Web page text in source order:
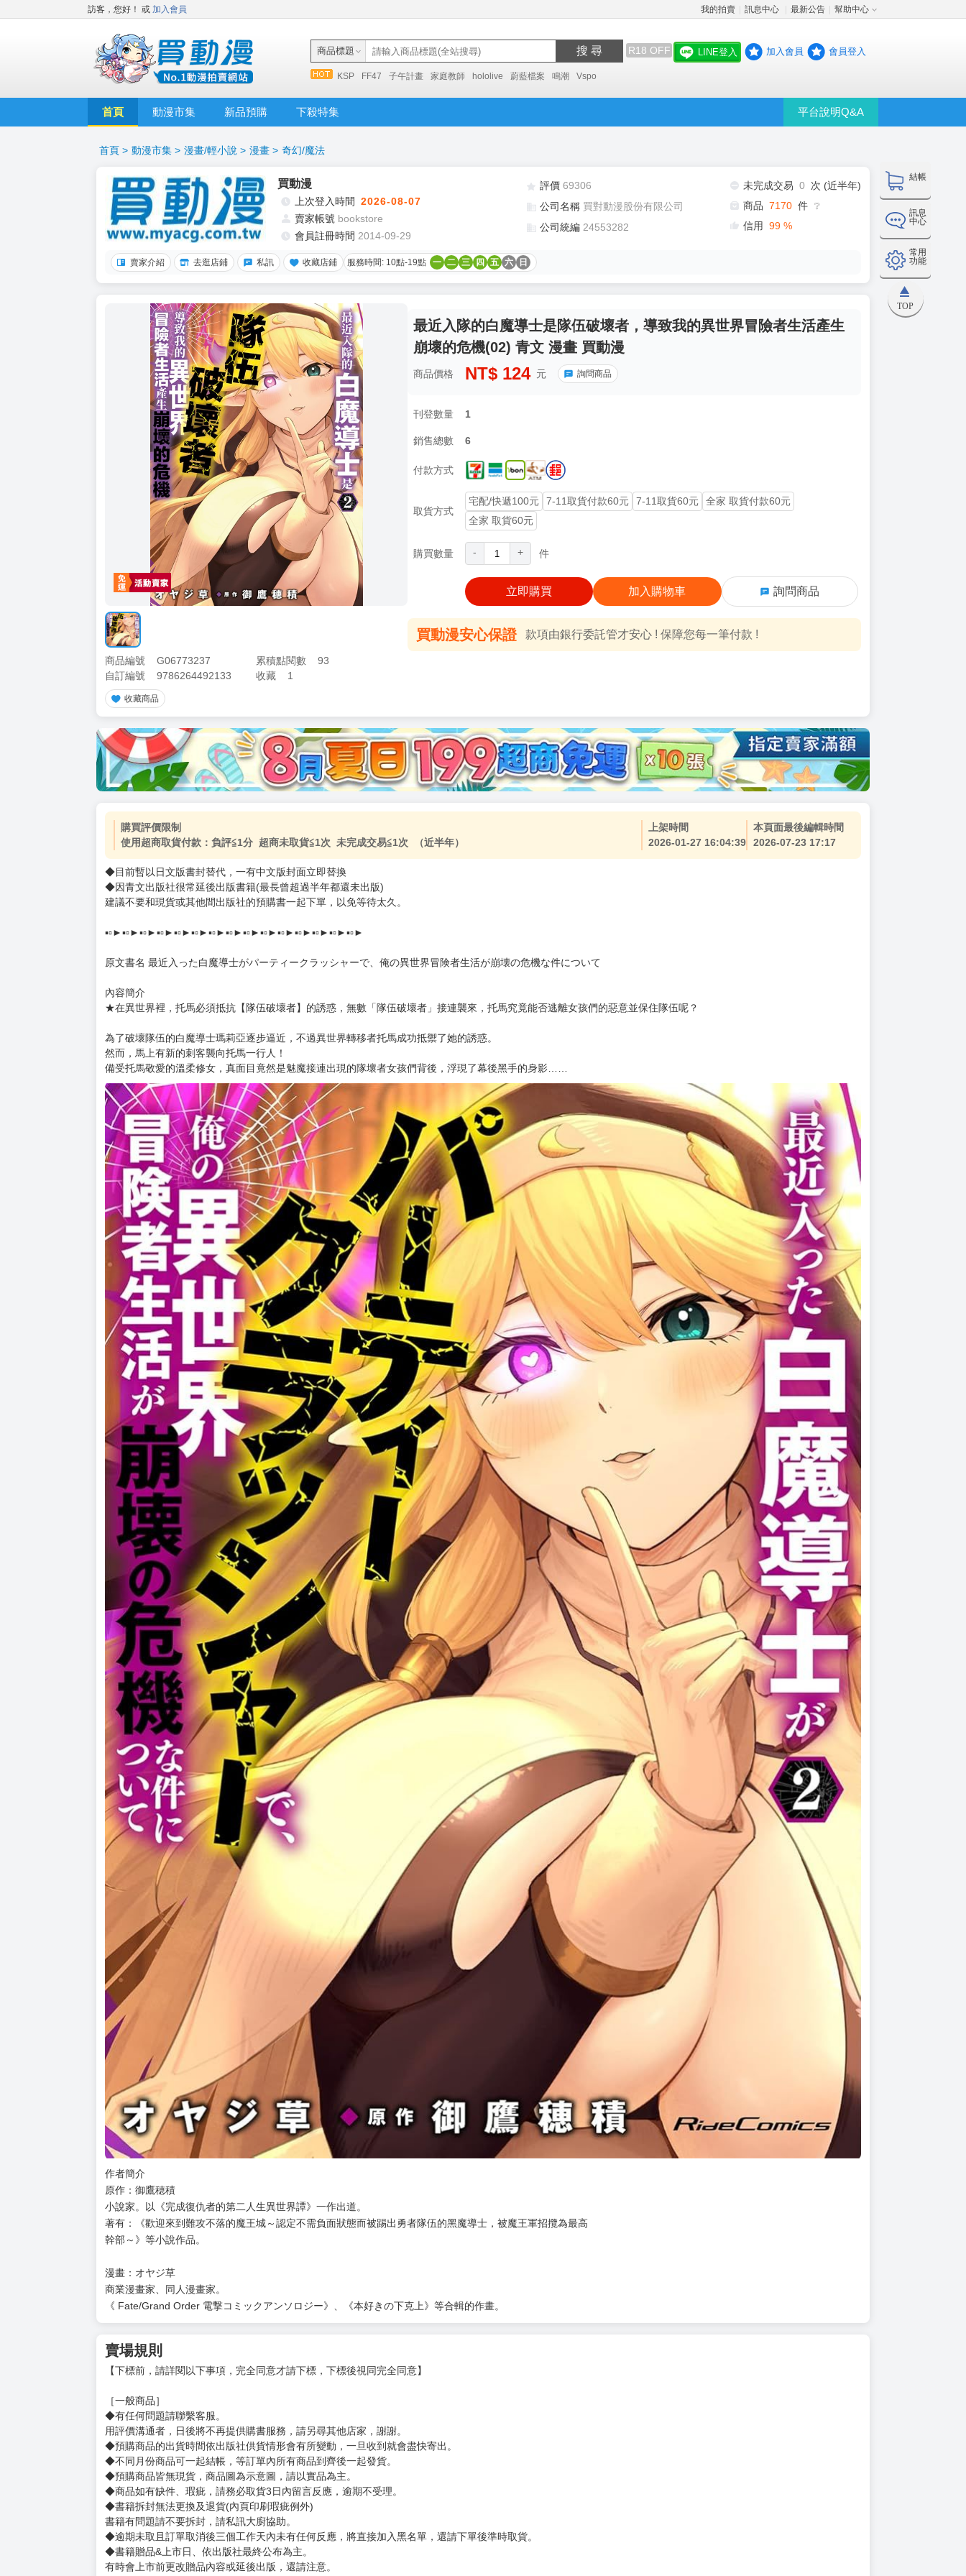
訪客，您好！ 或 加入會員 我的拍賣 訊息中心 最新公告 幫助中心
商品標題 搜 尋 R18 OFF
KSP FF47 子午計畫 家庭教師 hololive 蔚藍檔案 鳴潮 Vspo
LINE登入 加入會員 會員登入
首頁 動漫市集 新品預購 下殺特集 平台說明Q&A
結帳
訊息
中心
常用
功能
TOP
首頁 > 動漫市集 > 漫畫/輕小說 > 漫畫 > 奇幻/魔法
買動漫
上次登入時間 2026-08-07
賣家帳號 bookstore
會員註冊時間 2014-09-29
評價 69306
公司名稱 買對動漫股份有限公司
公司統編 24553282
未完成交易 0
次 (近半年)
商品 7170 件 ❔
信用 99 %
賣家介紹 去逛店鋪 私訊 收藏店鋪 服務時間: 10點-19點 一 二 三 四 五 六 日
商品編號 G06773237 累積點閱數
93
自訂編號
9786264492133 收藏 1
收藏商品
最近入隊的白魔導士是隊伍破壞者，導致我的異世界冒險者生活產生
崩壞的危機(02) 青文 漫畫 買動漫
商品價格 NT$ 124 元 詢問商品
刊登數量 1
銷售總數 6
付款方式
取貨方式
宅配/快遞100元 7-11取貨付款60元 7-11取貨60元
全家 取貨付款60元
全家 取貨60元
購買數量 - + 件
立即購買 加入購物車 詢問商品
買動漫安心保證 款項由銀行委託管才安心 ! 保障您每一筆付款 !
加價購 ( 共
(加購品) 買動漫★《$15元-加固紙箱包裝》
-
+
使用超商取貨付款：負評≦1分 超商未取貨≦1次 未完成交易≦1次 （近半年）
◆因青文出版社很常延後出版書籍(最長曾超過半年都還未出版)
建議不要和現貨或其他間出版社的預購書一起下單，以免等待太久。
原文書名 最近入った白魔導士がパーティークラッシャーで、俺の異世界冒険者生活が崩壊の危機な件について
內容簡介
★在異世界裡，托馬必須抵抗【隊伍破壞者】的誘惑，無數「隊伍破壞者」接連襲來，托馬究竟能否逃離女孩們的惡意並保住隊伍呢？
為了破壞隊伍的白魔導士瑪莉亞逐步逼近，不過異世界轉移者托馬成功抵禦了她的誘惑。
然而，馬上有新的刺客襲向托馬一行人！
備受托馬敬愛的溫柔修女，真面目竟然是魅魔接連出現的隊壞者女孩們背後，浮現了幕後黑手的身影……
小說家。以《完成復仇者的第二人生異世界譚》一作出道。
著有：《歡迎來到難攻不落的魔王城～認定不需負面狀態而被踢出勇者隊伍的黑魔導士，被魔王軍招攬為最高
漫畫：オヤジ草
商業漫畫家、同人漫畫家。
《 Fate/Grand Order 電撃コミックアンソロジー》、《本好きの下克上》等合輯的作畫。
賣場規則
【下標前，請詳閱以下事項，完全同意才請下標，下標後視同完全同意】
［一般商品］
◆有任何問題請聯繫客服。